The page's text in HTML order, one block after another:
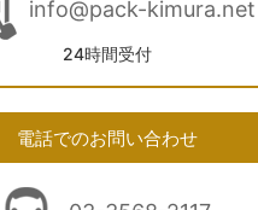
info@pack-kimura.net
24時間受付
電話でのお問い合わせ